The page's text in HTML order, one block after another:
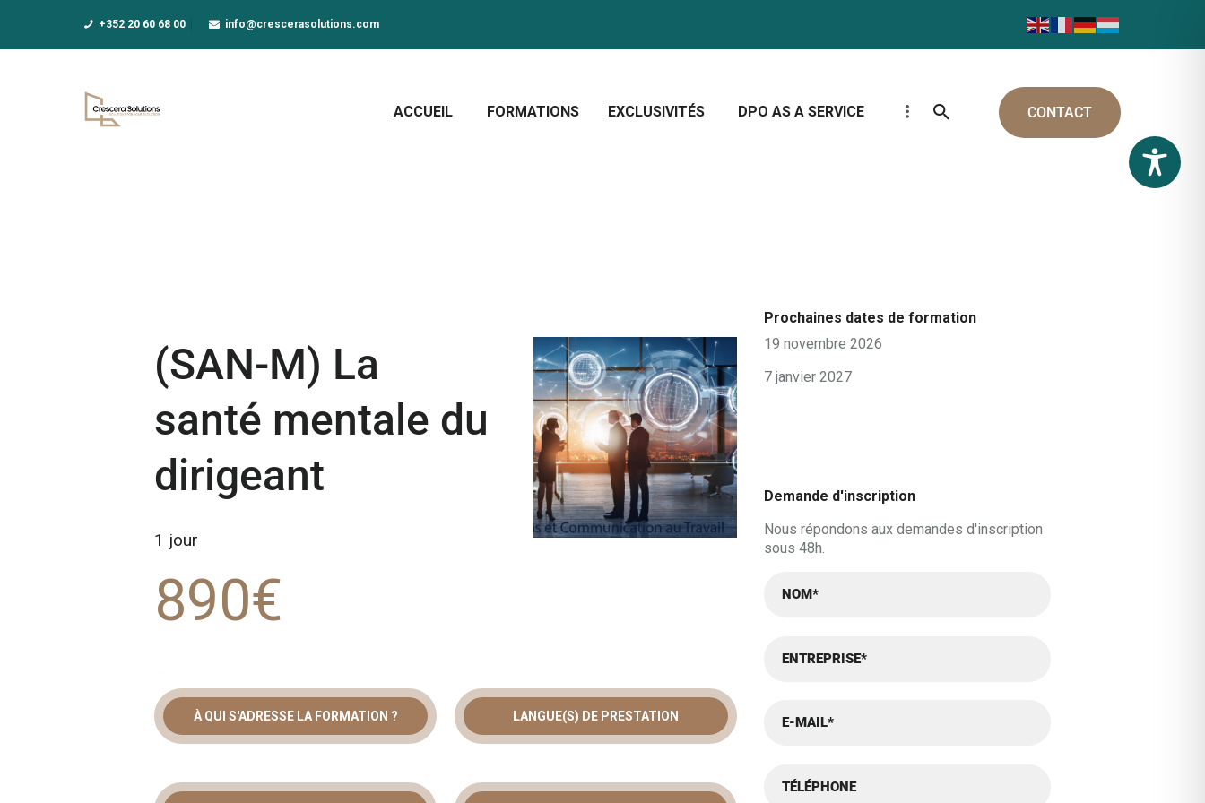
+352 20 60 68 00 info@crescerasolutions.com
ACCUEIL FORMATIONS EXCLUSIVITÉS DPO AS A SERVICE CONTACT
FORMATIONS
(SAN-M) La
santé mentale du
dirigeant
1 jour
890€
SANTÉ MENTALE DU
À QUI S'ADRESSE LA FORMATION ? LANGUE(S) DE PRESTATION
Prochaines dates de formation
19 novembre 2026
7 janvier 2027
Demande d'inscription
Nous répondons aux demandes d'inscription
sous 48h.